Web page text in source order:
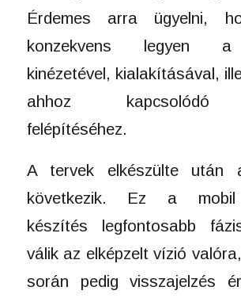
Érdemes arra ügyelni,
konzekvens legyen a
kinézetével, kialakításával,
ahhoz kapcsolódó
felépítéséhez.
A tervek elkészülte után
következik. Ez a mobil
készítés legfontosabb
válik az elképzelt vízió
során pedig visszajelzés